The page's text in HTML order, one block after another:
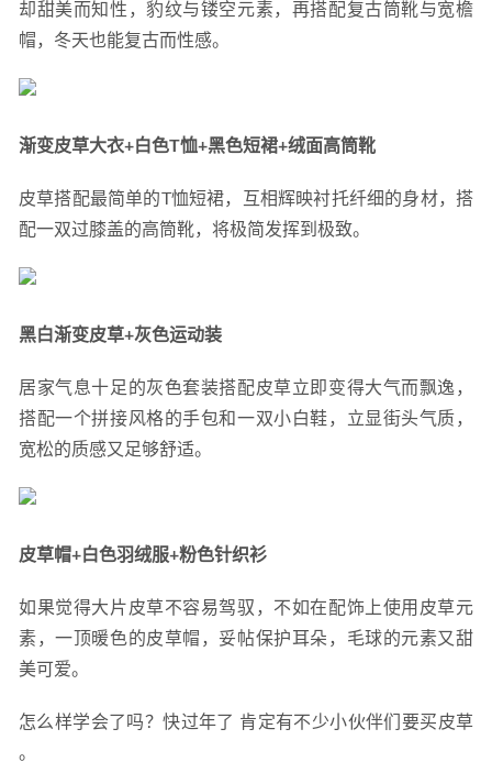
却甜美而知性，豹纹与镂空元素，再搭配复古筒靴与宽檐
帽，冬天也能复古而性感。
渐变皮草大衣+白色T恤+黑色短裙+绒面高筒靴
皮草搭配最简单的T恤短裙，互相辉映衬托纤细的身材，搭
配一双过膝盖的高筒靴，将极简发挥到极致。
黑白渐变皮草+灰色运动装
居家气息十足的灰色套装搭配皮草立即变得大气而飘逸，
搭配一个拼接风格的手包和一双小白鞋，立显街头气质，
宽松的质感又足够舒适。
皮草帽+白色羽绒服+粉色针织衫
如果觉得大片皮草不容易驾驭，不如在配饰上使用皮草元
素，一顶暖色的皮草帽，妥帖保护耳朵，毛球的元素又甜
美可爱。
怎么样学会了吗？快过年了 肯定有不少小伙伴们要买皮草
。